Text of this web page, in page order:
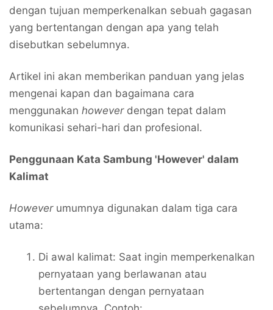
dengan tujuan memperkenalkan sebuah gagasan
yang bertentangan dengan apa yang telah
disebutkan sebelumnya.
Artikel ini akan memberikan panduan yang jelas
mengenai kapan dan bagaimana cara
menggunakan howeverdengan tepat dalam
komunikasi sehari-hari dan profesional.
Penggunaan Kata Sambung 'However' dalam
Kalimat
Howeverumumnya digunakan dalam tiga cara
utama:
Di awal kalimat: Saat ingin memperkenalkan
pernyataan yang berlawanan atau
bertentangan dengan pernyataan